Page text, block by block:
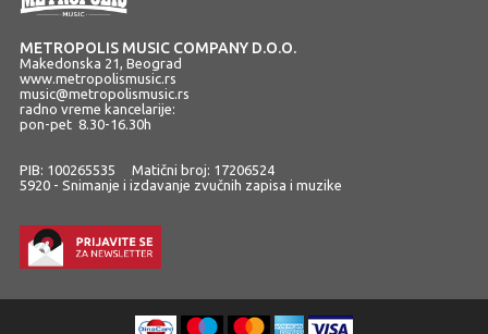
METROPOLIS MUSIC COMPANY D.O.O.
Makedonska 21, Beograd
www.metropolismusic.rs
music@metropolismusic.rs
radno vreme kancelarije:
pon-pet 8.30-16.30h
PIB: 100265535 Matični broj: 17206524
5920 - Snimanje i izdavanje zvučnih zapisa i muzike